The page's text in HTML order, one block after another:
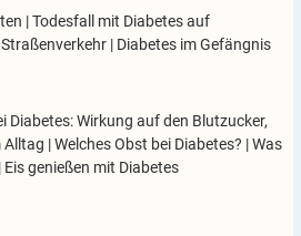
|Todesfall mit Diabetes auf
| Diabetes im Gefängnis
Diabetes: Wirkung auf den Blutzucker,
Alltag |Welches Obst bei Diabetes? |Was
| Eis genießen mit Diabetes